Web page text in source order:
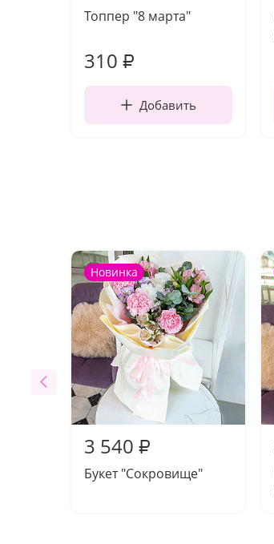
Топпер "8 марта"
310 ₽
Добавить
Новинка
3 540 ₽
Букет "Сокровище"